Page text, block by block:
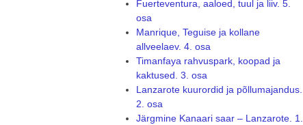
Fuerteventura, aaloed, tuul ja liiv. 5.
osa
Manrique, Teguise ja kollane
allveelaev. 4. osa
Timanfaya rahvuspark, koopad ja
kaktused. 3. osa
Lanzarote kuurordid ja põllumajandus.
2. osa
Järgmine Kanaari saar – Lanzarote. 1.